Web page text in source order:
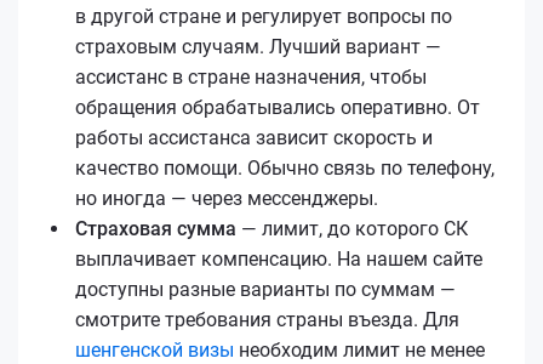
в другой стране и регулирует вопросы по
страховым случаям. Лучший вариант —
ассистанс в стране назначения, чтобы
обращения обрабатывались оперативно. От
работы ассистанса зависит скорость и
качество помощи. Обычно связь по телефону,
но иногда — через мессенджеры.
Страховая сумма — лимит, до которого СК
выплачивает компенсацию. На нашем сайте
доступны разные варианты по суммам —
смотрите требования страны въезда. Для
шенгенской визы необходим лимит не менее